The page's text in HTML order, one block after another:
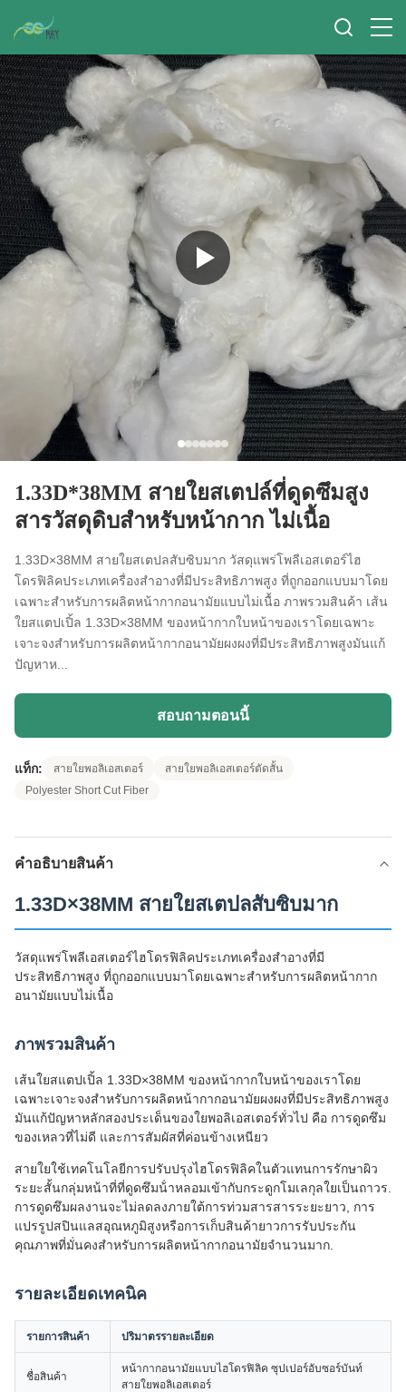
1.33D*38MM สายใยสเตปล์ที่ดูดซึมสูง
สารวัสดุดิบสําหรับหน้ากาก ไม่เนื้อ
1.33D×38MM สายใยสเตปลสับซิบมาก วัสดุแพร่โพลีเอสเตอร์ไฮ
โดรฟิลิคประเภทเครื่องสําอางที่มีประสิทธิภาพสูง ที่ถูกออกแบบมาโดย
เฉพาะสําหรับการผลิตหน้ากากอนามัยแบบไม่เนื้อ ภาพรวมสินค้า เส้น
ใยสแตปเปิ้ล 1.33D×38MM ของหน้ากากใบหน้าของเราโดยเฉพาะ
เจาะจงสําหรับการผลิตหน้ากากอนามัยผงผงที่มีประสิทธิภาพสูงมันแก้
ปัญหาห...
สอบถามตอนนี้
แท็ก: สายใยพอลิเอสเตอร์
สายใยพอลิเอสเตอร์ตัดสั้น
Polyester Short Cut Fiber
คําอธิบายสินค้า
1.33D×38MM สายใยสเตปลสับซิบมาก
วัสดุแพร่โพลีเอสเตอร์ไฮโดรฟิลิคประเภทเครื่องสําอางที่มี
ประสิทธิภาพสูง ที่ถูกออกแบบมาโดยเฉพาะสําหรับการผลิตหน้ากาก
อนามัยแบบไม่เนื้อ
ภาพรวมสินค้า
เส้นใยสแตปเปิ้ล 1.33D×38MM ของหน้ากากใบหน้าของเราโดย
เฉพาะเจาะจงสําหรับการผลิตหน้ากากอนามัยผงผงที่มีประสิทธิภาพสูง
มันแก้ปัญหาหลักสองประเด็นของใยพอลิเอสเตอร์ทั่วไป คือ การดูดซึม
ของเหลวที่ไม่ดี และการสัมผัสที่ค่อนข้างเหนียว
สายใยใช้เทคโนโลยีการปรับปรุงไฮโดรฟิลิคในตัวแทนการรักษาผิว
ระยะสั้นกลุ่มหน้าที่ที่ดูดซึมน้ําหลอมเข้ากับกระดูกโมเลกุลใยเป็นถาวร.
การดูดซึมผลงานจะไม่ลดลงภายใต้การท่วมสารสารระยะยาว, การ
แปรรูปสปินแลสอุณหภูมิสูงหรือการเก็บสินค้ายาวการรับประกัน
คุณภาพที่มั่นคงสําหรับการผลิตหน้ากากอนามัยจํานวนมาก.
รายละเอียดเทคนิค
รายการสินค้า ปริมาตรรายละเอียด
ชื่อสินค้า
หน้ากากอนามัยแบบไฮโดรฟิลิค ซุปเปอร์อับซอร์บันท์
สายใยพอลิเอสเตอร์